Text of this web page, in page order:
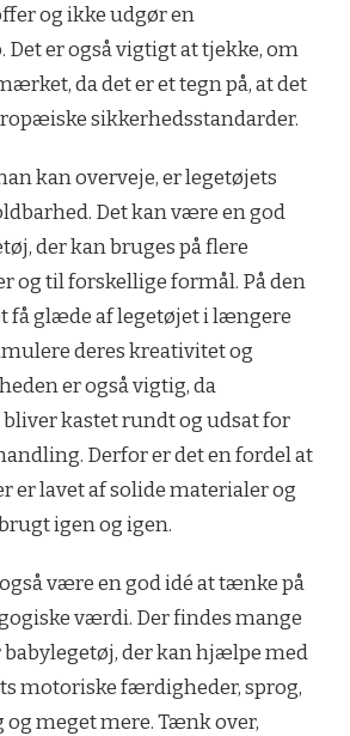
og ikke udgør en
er også vigtigt at tjekke, om
da det er et tegn på, at det
sikkerhedsstandarder.
kan overveje, er legetøjets
Det kan være en god
der kan bruges på flere
og til forskellige formål. På den
få glæde af legetøjet i længere
deres kreativitet og
er også vigtig, da
kastet rundt og udsat for
Derfor er det en fordel at
er lavet af solide materialer og
igen og igen.
være en god idé at tænke på
værdi. Der findes mange
der kan hjælpe med
motoriske færdigheder, sprog,
meget mere. Tænk over,